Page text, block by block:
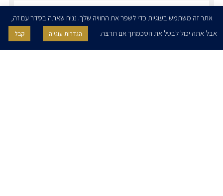
אני מאשר/ת בזאת להרצוג, פוקס, נאמן ושות' לשלוח לי ניוזלטרים,
הודעות והזמנות לאירועים וכנסים. אני רשאי/ת לחזור בי מהסכמתי לעיל בכל
אתר זה משתמש בעוגיות כדי לשפר את החוויה שלך. נניח שאתה בסדר עם זה,
אבל אתה יכול לבטל את הסכמתך אם תרצה.
הגדרות עוגייה קבל